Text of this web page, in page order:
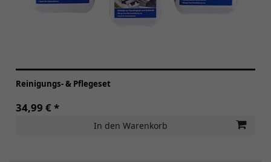
Reinigungs- & Pflegeset
34,99 € *
In den Warenkorb